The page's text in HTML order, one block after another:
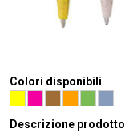
Descrizione prodotto
Colori disponibili